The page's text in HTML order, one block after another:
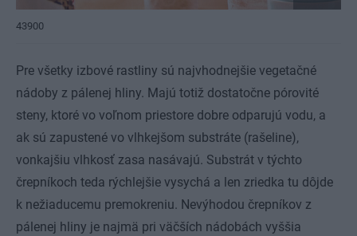
43900
Pre všetky izbové rastliny sú najvhodnejšie vegetačné
nádoby z pálenej hliny. Majú totiž dostatočne pórovité
steny, ktoré vo voľnom priestore dobre odparujú vodu, a
ak sú zapustené vo vlhkejšom substráte (rašeline),
vonkajšiu vlhkosť zasa nasávajú. Substrát v týchto
črepníkoch teda rýchlejšie vysychá a len zriedka tu dôjde
k nežiaducemu premokreniu. Nevýhodou črepníkov z
pálenej hliny je najmä pri väčších nádobách vyššia